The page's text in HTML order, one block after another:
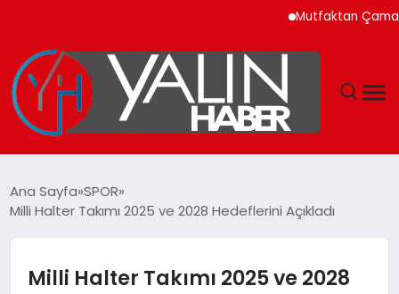
Mutfaktan Çamaşır
DÜNYA
Ana Sayfa SPOR
Milli Halter Takımı 2025 ve 2028 Hedeflerini Açıkladı
Milli Halter Takımı 2025 ve 2028